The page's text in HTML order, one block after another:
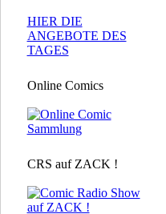
HIER DIE
ANGEBOTE DES
TAGES
Online Comics
CRS auf ZACK !